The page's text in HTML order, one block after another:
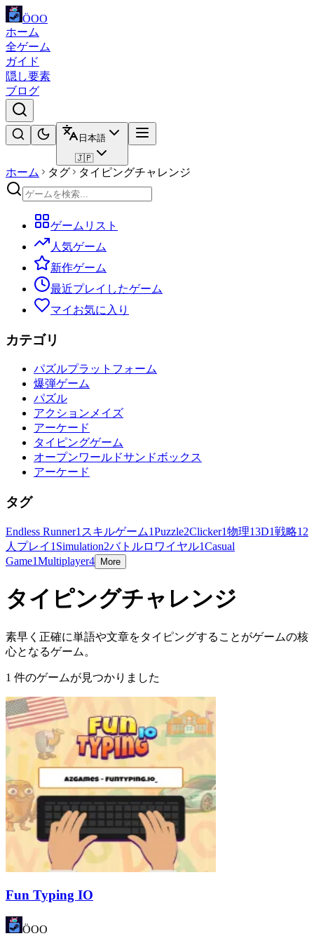
ÖOO
ホーム
全ゲーム
ガイド
隠し要素
ブログ
日本語
🇯🇵
ホーム タグ タイピングチャレンジ
ゲームリスト
人気ゲーム
新作ゲーム
最近プレイしたゲーム
マイお気に入り
カテゴリ
パズルプラットフォーム
爆弾ゲーム
パズル
アクションメイズ
アーケード
タイピングゲーム
オープンワールドサンドボックス
アーケード
タグ
Endless Runner1 スキルゲーム1Puzzle2Clicker1物理13D1戦略1 2
人プレイ 1 Simulation2バトルロワイヤル1Casual
Game1Multiplayer4 More
タイピングチャレンジ
素早く正確に単語や文章をタイピングすることがゲームの核
心となるゲーム。
1 件のゲームが見つかりました
Fun Typing IO
ÖOO